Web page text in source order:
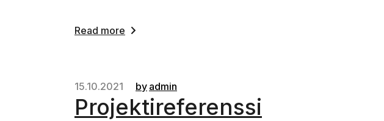
Read more
15.10.2021 by admin
Projektireferenssi